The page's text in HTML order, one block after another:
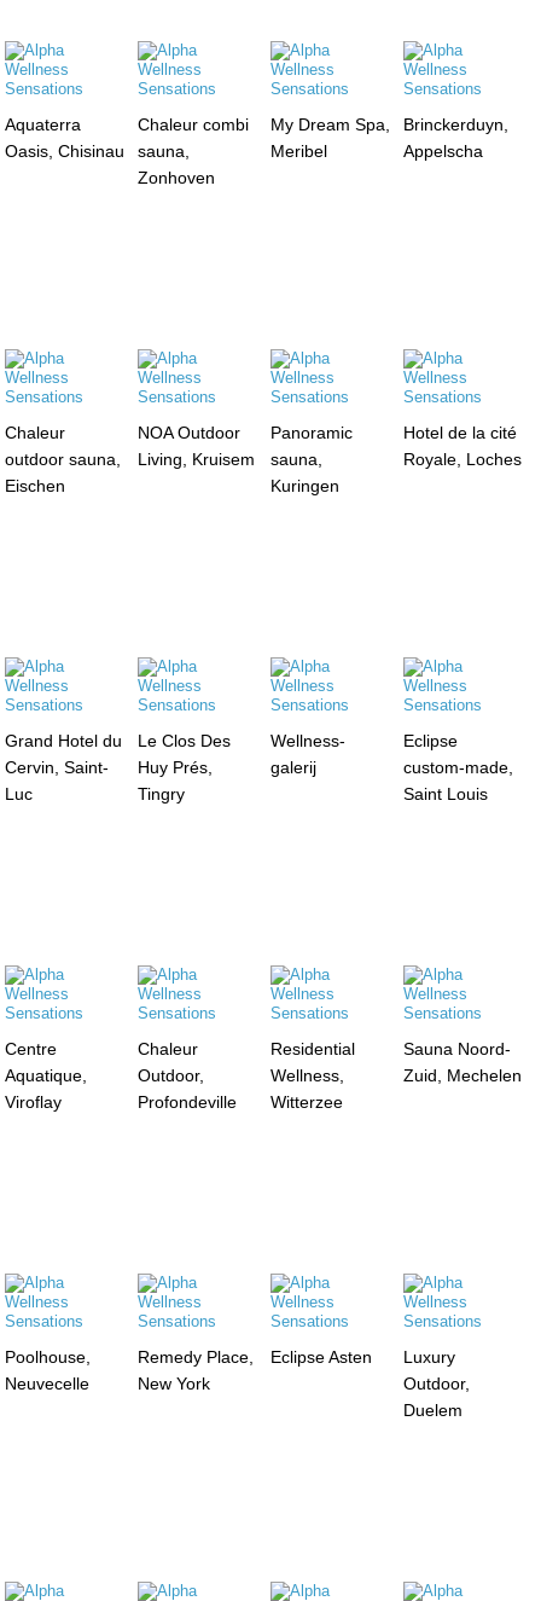
Aquaterra
Oasis, Chisinau
Chaleur combi
sauna,
Zonhoven
My Dream Spa,
Meribel
Brinckerduyn,
Appelscha
Chaleur
outdoor sauna,
Eischen
NOA Outdoor
Living, Kruisem
Panoramic
sauna,
Kuringen
Hotel de la cité
Royale, Loches
Grand Hotel du
Cervin, Saint-
Luc
Le Clos Des
Huy Prés,
Tingry
Wellness-
galerij
Eclipse
custom-made,
Saint Louis
Centre
Aquatique,
Viroflay
Chaleur
Outdoor,
Profondeville
Residential
Wellness,
Witterzee
Sauna Noord-
Zuid, Mechelen
Poolhouse,
Neuvecelle
Remedy Place,
New York
Eclipse Asten
Luxury
Outdoor,
Duelem